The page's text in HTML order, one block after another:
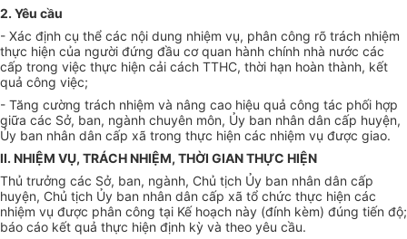
2. Yêu cầu
- Xác định cụ thể các nội dung nhiệm vụ, phân công rõ trách nhiệm
thực hiện của người đứng đầu cơ quan hành chính nhà nước các
cấp trong việc thực hiện cải cách TTHC, thời hạn hoàn thành, kết
quả công việc;
- Tăng cường trách nhiệm và nâng cao hiệu quả công tác phối hợp
giữa các Sở, ban, ngành chuyên môn, Ủy ban nhân dân cấp huyện,
Ủy ban nhân dân cấp xã trong thực hiện các nhiệm vụ được giao.
II. NHIỆM VỤ, TRÁCH NHIỆM, THỜI GIAN THỰC HIỆN
Thủ trưởng các Sở, ban, ngành, Chủ tịch Ủy ban nhân dân cấp
huyện, Chủ tịch Ủy ban nhân dân cấp xã tổ chức thực hiện các
nhiệm vụ được phân công tại Kế hoạch này (đính kèm) đúng tiến độ;
báo cáo kết quả thực hiện định kỳ và theo yêu cầu.